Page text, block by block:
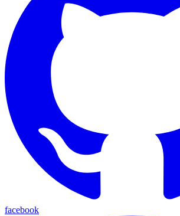
facebook